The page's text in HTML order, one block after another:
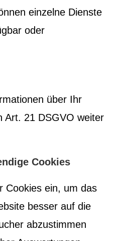
einzelne Dienste
oder
über Ihr
Art. 21 DSGVO weiter
Cookies
Cookies ein, um das
besser auf die
abzustimmen